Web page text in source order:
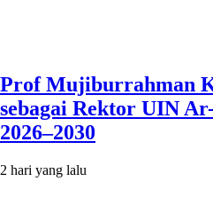
Prof Mujiburrahman
sebagai Rektor UIN
2026–2030
2 hari yang lalu